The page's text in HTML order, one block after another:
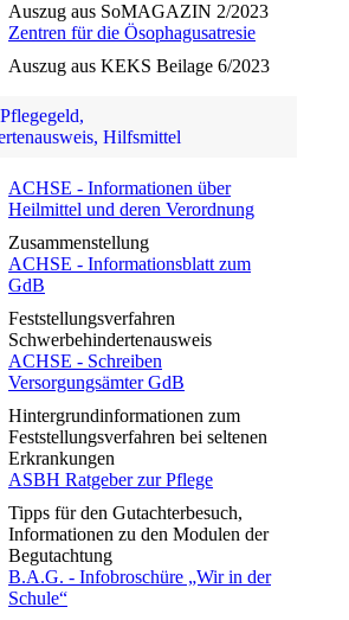
Auszug aus SoMAGAZIN 2/2023
Zentren für die Ösophagusatresie
Auszug aus KEKS Beilage 6/2023
Hilfsmittel
ACHSE - Informationen über
Heilmittel und deren Verordnung
Zusammenstellung
ACHSE - Informationsblatt zum
GdB
Feststellungsverfahren
Schwerbehindertenausweis
ACHSE - Schreiben
Versorgungsämter GdB
Hintergrundinformationen zum
Feststellungsverfahren bei seltenen
Erkrankungen
ASBH Ratgeber zur Pflege
Tipps für den Gutachterbesuch,
Informationen zu den Modulen der
Begutachtung
B.A.G. - Infobroschüre „Wir in der
Schule“